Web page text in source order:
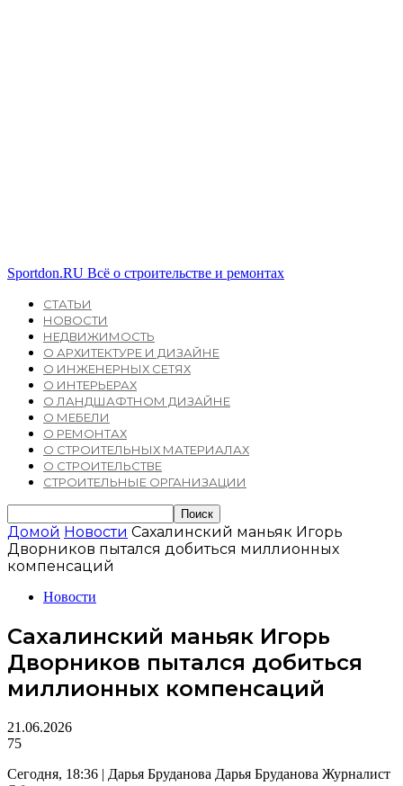
Sportdon.RU Всё о строительстве и ремонтах
СТАТЬИ
НОВОСТИ
НЕДВИЖИМОСТЬ
О АРХИТЕКТУРЕ И ДИЗАЙНЕ
О ИНЖЕНЕРНЫХ СЕТЯХ
О ИНТЕРЬЕРАХ
О ЛАНДШАФТНОМ ДИЗАЙНЕ
О МЕБЕЛИ
О РЕМОНТАХ
О СТРОИТЕЛЬНЫХ МАТЕРИАЛАХ
О СТРОИТЕЛЬСТВЕ
СТРОИТЕЛЬНЫЕ ОРГАНИЗАЦИИ
Домой Новости Сахалинский маньяк Игорь
Дворников пытался добиться миллионных
компенсаций
Новости
Сахалинский маньяк Игорь
Дворников пытался добиться
миллионных компенсаций
21.06.2026
75
Сегодня, 18:36 | Дарья Бруданова Дарья Бруданова Журналист